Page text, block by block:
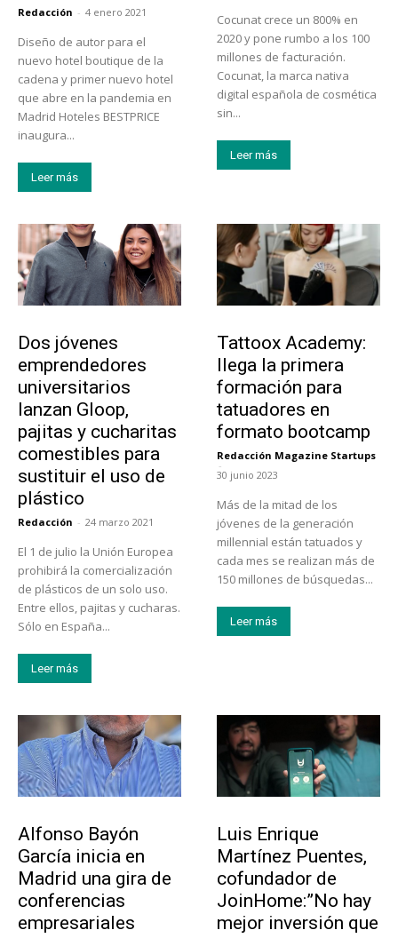
Redacción - 4 enero 2021
Diseño de autor para el
nuevo hotel boutique de la
cadena y primer nuevo hotel
que abre en la pandemia en
Madrid Hoteles BESTPRICE
inaugura...
Leer más
Cocunat crece un 800% en
2020 y pone rumbo a los 100
millones de facturación.
Cocunat, la marca nativa
digital española de cosmética
sin...
Leer más
Dos jóvenes
emprendedores
universitarios
lanzan Gloop,
pajitas y cucharitas
comestibles para
sustituir el uso de
plástico
Redacción - 24 marzo 2021
El 1 de julio la Unión Europea
prohibirá la comercialización
de plásticos de un solo uso.
Entre ellos, pajitas y cucharas.
Sólo en España...
Leer más
Tattoox Academy:
llega la primera
formación para
tatuadores en
formato bootcamp
Redacción Magazine Startups
-
30 junio 2023
Más de la mitad de los
jóvenes de la generación
millennial están tatuados y
cada mes se realizan más de
150 millones de búsquedas...
Leer más
Alfonso Bayón
García inicia en
Madrid una gira de
conferencias
empresariales
Luis Enrique
Martínez Puentes,
cofundador de
JoinHome:”No hay
mejor inversión que